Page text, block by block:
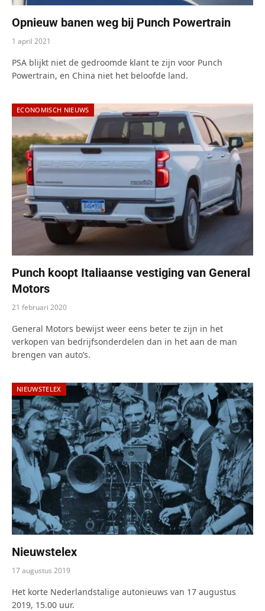
Opnieuw banen weg bij Punch Powertrain
1 april 2021
PSA blijkt niet de gedroomde klant te zijn voor Punch
Powertrain, en China niet het beloofde land.
ECONOMISCH NIEUWS
Punch koopt Italiaanse vestiging van General
Motors
21 februari 2020
General Motors bewijst weer eens beter te zijn in het
verkopen van bedrijfsonderdelen dan in het aan de man
brengen van auto’s.
NIEUWSTELEX
Nieuwstelex
17 augustus 2019
Het korte Nederlandstalige autonieuws van 17 augustus
2019, 15.00 uur.